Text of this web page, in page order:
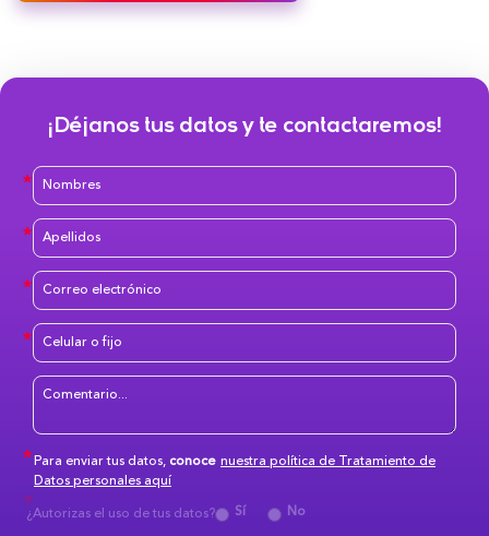
¡Déjanos tus datos y te contactaremos!
Para enviar tus datos,conoce nuestra política de Tratamiento de
Datos personales aquí
¿Autorizas el uso de tus datos?
Sí No